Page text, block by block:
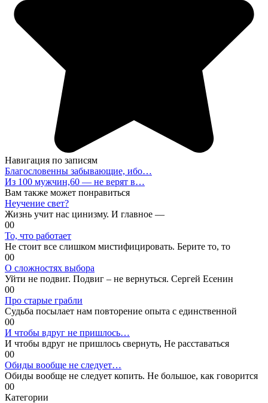
Навигация по записям
Благословенны забывающие, ибо…
Из 100 мужчин,60 — не верят в…
Вам также может понравиться
Неучение свет?
Жизнь учит нас цинизму. И главное —
00
То, что работает
Не стоит все слишком мистифицировать. Берите то, то
00
О сложностях выбора
Уйти не подвиг. Подвиг – не вернуться. Сергей Есенин
00
Про старые грабли
Судьба посылает нам повторение опыта с единственной
00
И чтобы вдруг не пришлось…
И чтобы вдруг не пришлось свернуть, Не расставаться
00
Обиды вообще не следует…
Обиды вообще не следует копить. Не большое, как говорится
00
Категории